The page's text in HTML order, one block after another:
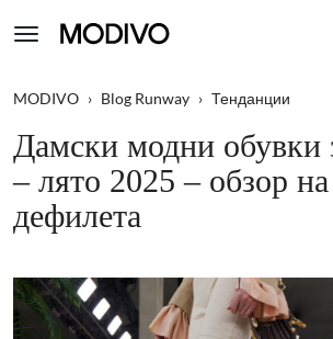
MODIVO › Blog Runway › Тенданции
Дамски модни обувки
– лято 2025 – обзор
дефилета